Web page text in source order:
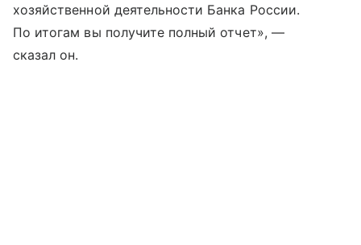
хозяйственной деятельности Банка России.
По итогам вы получите полный отчет», —
сказал он.